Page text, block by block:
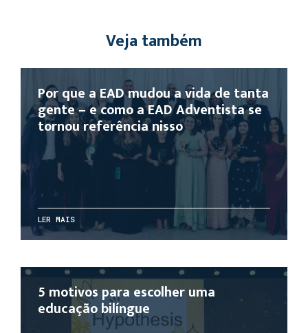
Veja também
Por que a EAD mudou a vida de tanta
gente – e como a EAD Adventista se
tornou referência nisso
LER MAIS
5 motivos para escolher uma
educação bilíngue